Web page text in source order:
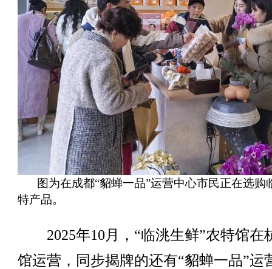
图为在成都“貂蝉一品”运营中心市民正在选购
特产品。
2025年10月，“临洮生鲜”农特馆在
馆运营，同步揭牌的还有“貂蝉一品”运